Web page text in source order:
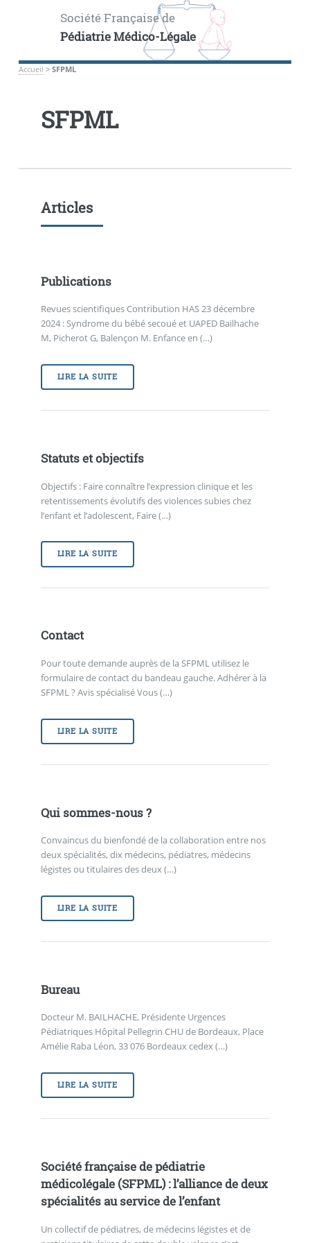
Société Française de
Pédiatrie Médico-Légale
Accueil > SFPML
SFPML
Articles
Publications
Revues scientifiques Contribution HAS 23 décembre
2024 : Syndrome du bébé secoué et UAPED Bailhache
M, Picherot G, Balençon M. Enfance en (…)
LIRE LA SUITE
Statuts et objectifs
Objectifs : Faire connaître l’expression clinique et les
retentissements évolutifs des violences subies chez
l’enfant et l’adolescent, Faire (…)
LIRE LA SUITE
Contact
Pour toute demande auprès de la SFPML utilisez le
formulaire de contact du bandeau gauche. Adhérer à la
SFPML ? Avis spécialisé Vous (…)
LIRE LA SUITE
Qui sommes-nous ?
Convaincus du bienfondé de la collaboration entre nos
deux spécialités, dix médecins, pédiatres, médecins
légistes ou titulaires des deux (…)
LIRE LA SUITE
Bureau
Docteur M. BAILHACHE, Présidente Urgences
Pédiatriques Hôpital Pellegrin CHU de Bordeaux, Place
Amélie Raba Léon, 33 076 Bordeaux cedex (…)
LIRE LA SUITE
Société française de pédiatrie
médicolégale (SFPML) : l’alliance de deux
spécialités au service de l’enfant
Un collectif de pédiatres, de médecins légistes et de